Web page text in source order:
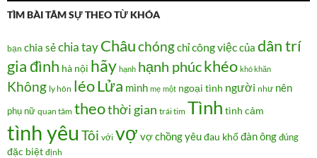
TÌM BÀI TÂM SỰ THEO TỪ KHÓA
bạn chia sẻchia tay Châuchóngchỉcông việccủa dân trí
gia đình hà nội hãy hạnh hạnh phúckhéo khó khăn
Không ly hôn léoLửa mình mẹ một ngoại tình người như nên
phụ nữ quan tâm theothời gian trái tim Tình tình cảm
tình yêu Tôi với vợ vợ chồngyêuđau khổđàn ôngđúng
đặc biệt định